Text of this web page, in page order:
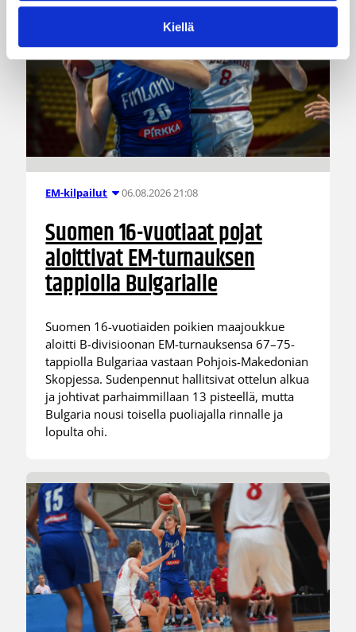
Kiellä
EM-kilpailut 06.08.2026 21:08
Suomen 16-vuotiaat pojat
aloittivat EM-turnauksen
tappiolla Bulgarialle
Suomen 16-vuotiaiden poikien maajoukkue
aloitti B-divisioonan EM-turnauksensa 67–75-
tappiolla Bulgariaa vastaan Pohjois-Makedonian
Skopjessa. Sudenpennut hallitsivat ottelun alkua
ja johtivat parhaimmillaan 13 pisteellä, mutta
Bulgaria nousi toisella puoliajalla rinnalle ja
lopulta ohi.